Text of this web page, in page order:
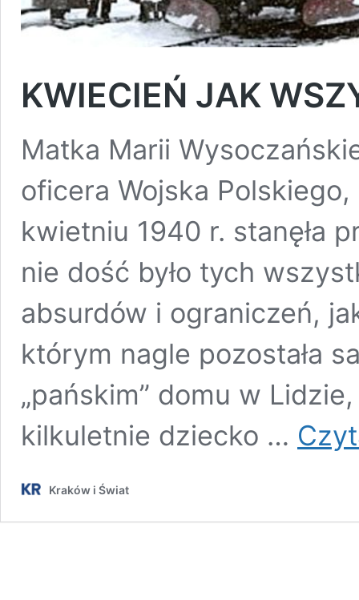
KWIECIEŃ JAK
Matka Marii
oficera Wojska
kwietniu 1940 r. stanęła
nie dość było tych
absurdów i ograniczeń,
którym nagle pozostała
„pańskim” domu w
kilkuletnie dziecko …
Kraków i Świat